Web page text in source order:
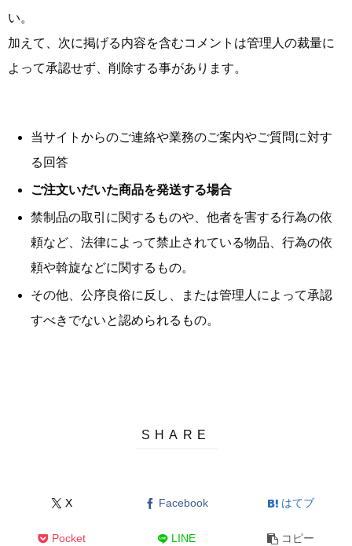
い。
加えて、次に掲げる内容を含むコメントは管理人の裁量に
よって承認せず、削除する事があります。
当サイトからのご連絡や業務のご案内やご質問に対す
る回答
ご注文いだいた商品を発送する場合
禁制品の取引に関するものや、他者を害する行為の依
頼など、法律によって禁止されている物品、行為の依
頼や斡旋などに関するもの。
その他、公序良俗に反し、または管理人によって承認
すべきでないと認められるもの。
X Facebook はてブ
Pocket LINE コピー